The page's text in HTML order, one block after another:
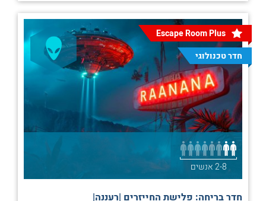
Escape Room Plus
חדר טכנולוגי
2-8 אנשים
חדר בריחה: פלישת החייזרים |רעננה|